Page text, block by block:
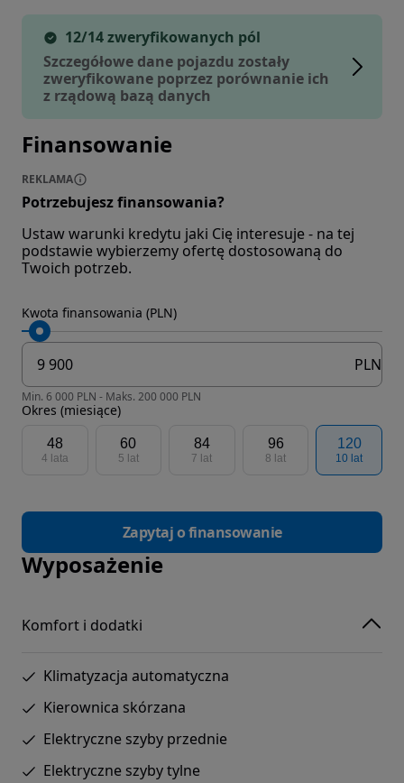
12/14 zweryfikowanych pól
Szczegółowe dane pojazdu zostały
zweryfikowane poprzez porównanie ich
z rządową bazą danych
Finansowanie
REKLAMA
Potrzebujesz finansowania?
Ustaw warunki kredytu jaki Cię interesuje - na tej
podstawie wybierzemy ofertę dostosowaną do
Twoich potrzeb.
Kwota finansowania (PLN)
PLN
Min. 6 000 PLN - Maks. 200 000 PLN
Okres (miesiące)
48
4 lata
60
5 lat
84
7 lat
96
8 lat
120
10 lat
Zapytaj o finansowanie
Wyposażenie
Komfort i dodatki
Klimatyzacja automatyczna
Kierownica skórzana
Elektryczne szyby przednie
Elektryczne szyby tylne